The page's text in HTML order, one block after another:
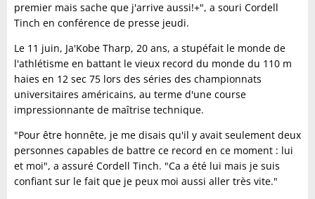
premier mais sache que j'arrive aussi!+", a souri Cordell
Tinch en conférence de presse jeudi.
Le 11 juin, Ja'Kobe Tharp, 20 ans, a stupéfait le monde de
l'athlétisme en battant le vieux record du monde du 110 m
haies en 12 sec 75 lors des séries des championnats
universitaires américains, au terme d'une course
impressionnante de maîtrise technique.
"Pour être honnête, je me disais qu'il y avait seulement deux
personnes capables de battre ce record en ce moment : lui
et moi", a assuré Cordell Tinch. "Ca a été lui mais je suis
confiant sur le fait que je peux moi aussi aller très vite."